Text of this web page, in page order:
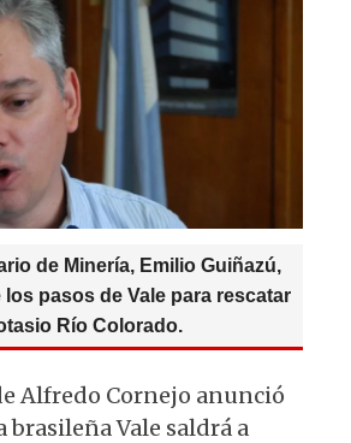
de Minería, Emilio Guiñazú,
pasos de Vale para rescatar
Río Colorado.
Alfredo Cornejo anunció
brasileña Vale saldrá a